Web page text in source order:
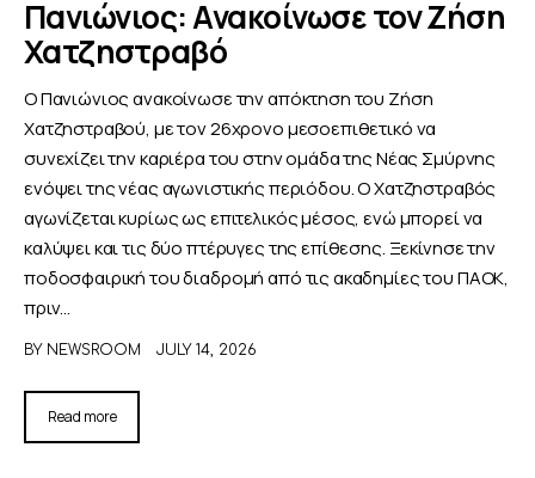
ΑΦΙΕΡΩΜΑΤΑ
MEET THE TEAM
Πανιώνιος: Ανακοίνωσε τον Ζήση
Χατζηστραβό
Ο Πανιώνιος ανακοίνωσε την απόκτηση του Ζήση
Χατζηστραβού, με τον 26χρονο μεσοεπιθετικό να
συνεχίζει την καριέρα του στην ομάδα της Νέας Σμύρνης
ενόψει της νέας αγωνιστικής περιόδου. Ο Χατζηστραβός
αγωνίζεται κυρίως ως επιτελικός μέσος, ενώ μπορεί να
καλύψει και τις δύο πτέρυγες της επίθεσης. Ξεκίνησε την
ποδοσφαιρική του διαδρομή από τις ακαδημίες του ΠΑΟΚ,
πριν…
BY NEWSROOM JULY 14, 2026
Read more